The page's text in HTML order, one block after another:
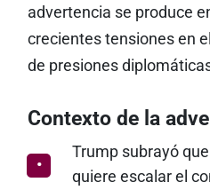
advertencia se produce
crecientes tensiones en
de presiones
Contexto de la
Trump subrayó
quiere escalar el